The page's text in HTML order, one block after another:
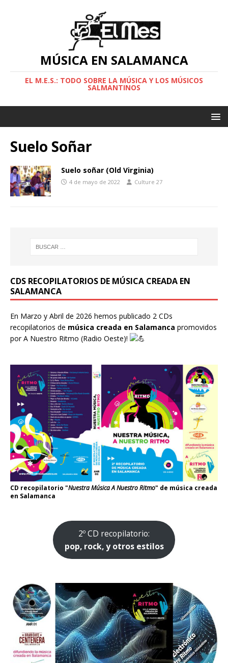
MÚSICA EN SALAMANCA
EL M.E.S.: TODO SOBRE LA MÚSICA Y LOS MÚSICOS
SALMANTINOS
Suelo Soñar
Suelo soñar (Old Virginia)
4 de mayo de 2022 Culture 27
CDS RECOPILATORIOS DE MÚSICA CREADA EN
SALAMANCA
En Marzo y Abril de 2026 hemos publicado 2 CDs
recopilatorios de música creada en Salamanca promovidos
porA Nuestro Ritmo (Radio Oeste)!
CD recopilatorio "Nuestra Música A Nuestro Ritmo" de música creada
en Salamanca
2º CD recopilatorio:
pop, rock, y otros estilos